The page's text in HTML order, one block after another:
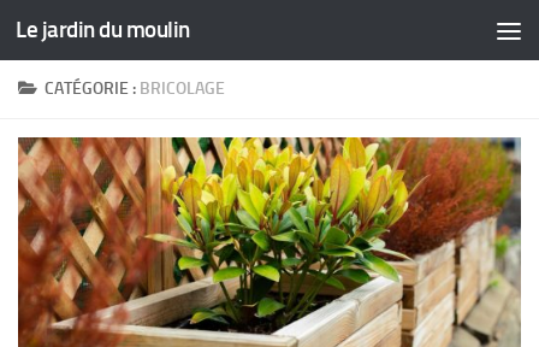
Skip to content
Le jardin du moulin
CATÉGORIE : BRICOLAGE